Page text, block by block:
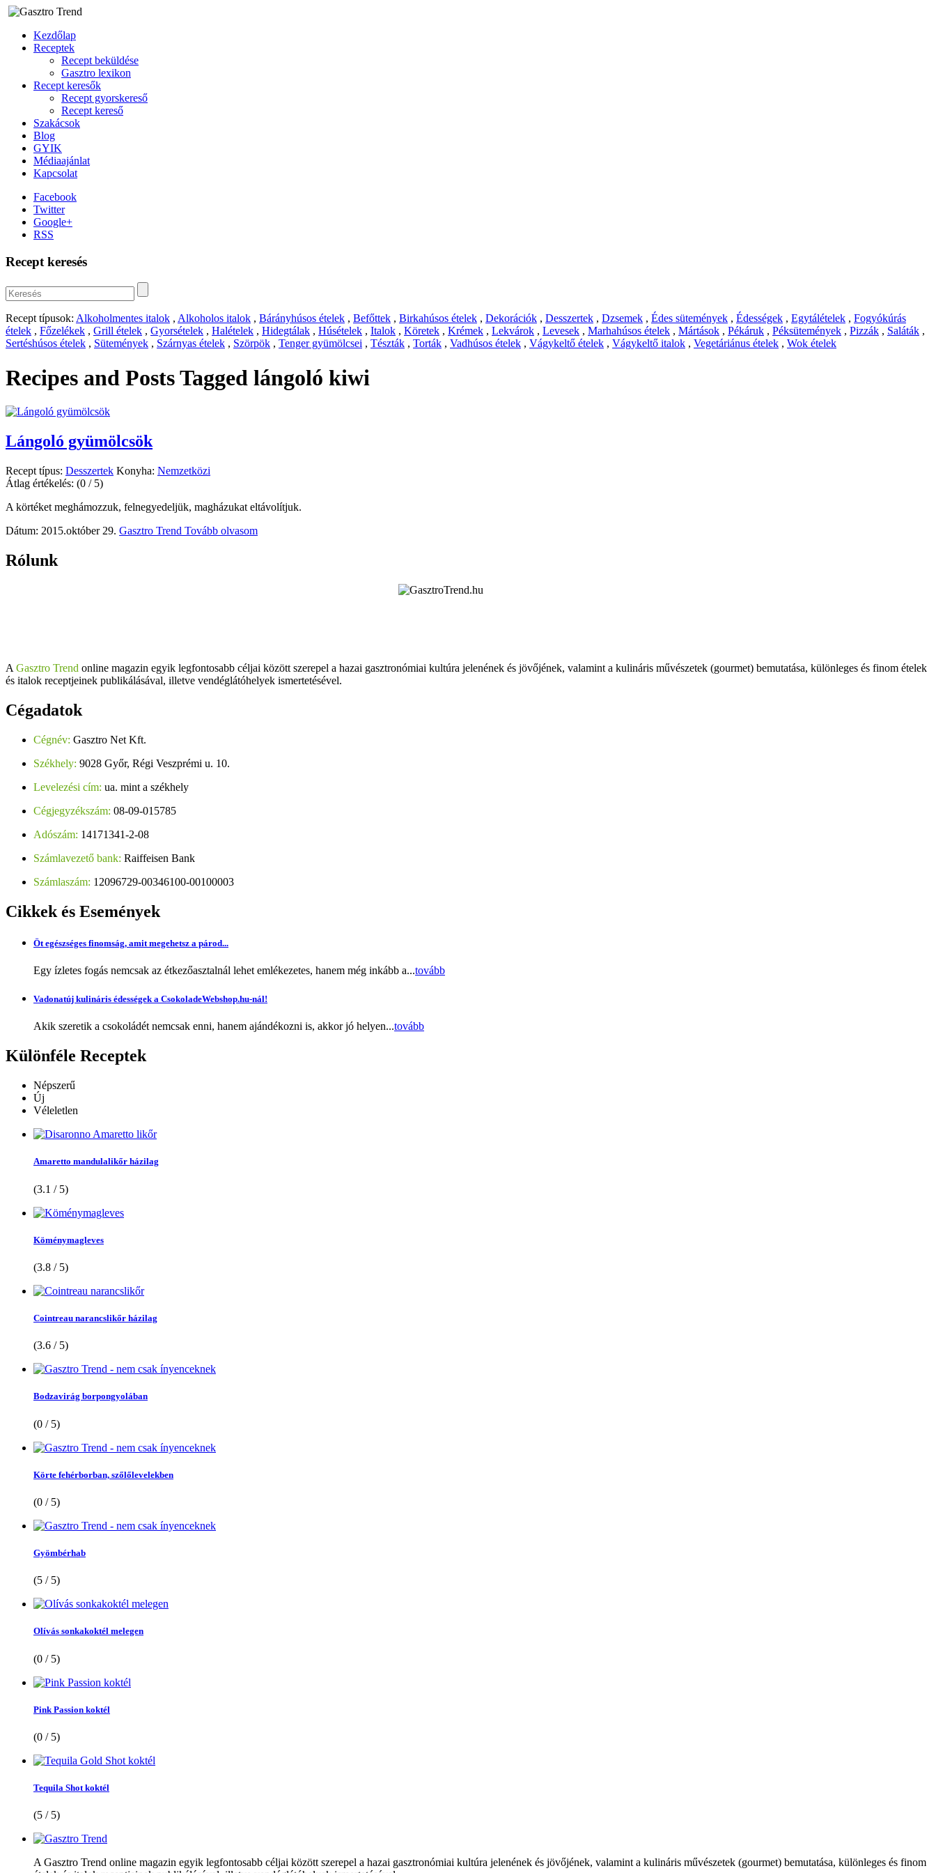
Kezdőlap
Receptek
Recept beküldése
Gasztro lexikon
Recept keresők
Recept gyorskereső
Recept kereső
Szakácsok
Blog
GYIK
Médiaajánlat
Kapcsolat
Facebook
Twitter
Google+
RSS
Recept keresés
Recept típusok: Alkoholmentes italok , Alkoholos italok , Bárányhúsos ételek , Befőttek , Birkahúsos ételek , Dekorációk , Desszertek , Dzsemek , Édes sütemények , Édességek , Egytálételek , Fogyókúrás
ételek , Főzelékek , Grill ételek , Gyorsételek , Halételek , Hidegtálak , Húsételek , Italok , Köretek , Krémek , Lekvárok , Levesek , Marhahúsos ételek , Mártások , Pékáruk , Péksütemények , Pizzák , Saláták ,
Sertéshúsos ételek , Sütemények , Szárnyas ételek , Szörpök , Tenger gyümölcsei , Tészták , Torták , Vadhúsos ételek , Vágykeltő ételek , Vágykeltő italok , Vegetáriánus ételek , Wok ételek
Recipes and Posts Tagged lángoló kiwi
Lángoló gyümölcsök
Recept típus: Desszertek Konyha: Nemzetközi
Átlag értékelés: (0 / 5)
A körtéket meghámozzuk, felnegyedeljük, magházukat eltávolítjuk.
Dátum: 2015.október 29. Gasztro Trend Tovább olvasom
Rólunk
A Gasztro Trend online magazin egyik legfontosabb céljai között szerepel a hazai gasztronómiai kultúra jelenének és jövőjének, valamint a kulináris művészetek (gourmet) bemutatása, különleges és finom ételek
és italok receptjeinek publikálásával, illetve vendéglátóhelyek ismertetésével.
Cégadatok
Cégnév: Gasztro Net Kft.
Székhely: 9028 Győr, Régi Veszprémi u. 10.
Levelezési cím: ua. mint a székhely
Cégjegyzékszám: 08-09-015785
Adószám: 14171341-2-08
Számlavezető bank: Raiffeisen Bank
Számlaszám: 12096729-00346100-00100003
Cikkek és Események
Öt egészséges finomság, amit megehetsz a párod...
Egy ízletes fogás nemcsak az étkezőasztalnál lehet emlékezetes, hanem még inkább a...tovább
Vadonatúj kulináris édességek a CsokoladeWebshop.hu-nál!
Akik szeretik a csokoládét nemcsak enni, hanem ajándékozni is, akkor jó helyen...tovább
Különféle Receptek
Népszerű
Új
Véleletlen
Amaretto mandulalikőr házilag
(3.1 / 5)
Köménymagleves
(3.8 / 5)
Cointreau narancslikőr házilag
(3.6 / 5)
Bodzavirág borpongyolában
(0 / 5)
Körte fehérborban, szőlőlevelekben
(0 / 5)
Gyömbérhab
(5 / 5)
Olívás sonkakoktél melegen
(0 / 5)
Pink Passion koktél
(0 / 5)
Tequila Shot koktél
(5 / 5)
A Gasztro Trend online magazin egyik legfontosabb céljai között szerepel a hazai gasztronómiai kultúra jelenének és jövőjének, valamint a kulináris művészetek (gourmet) bemutatása, különleges és finom